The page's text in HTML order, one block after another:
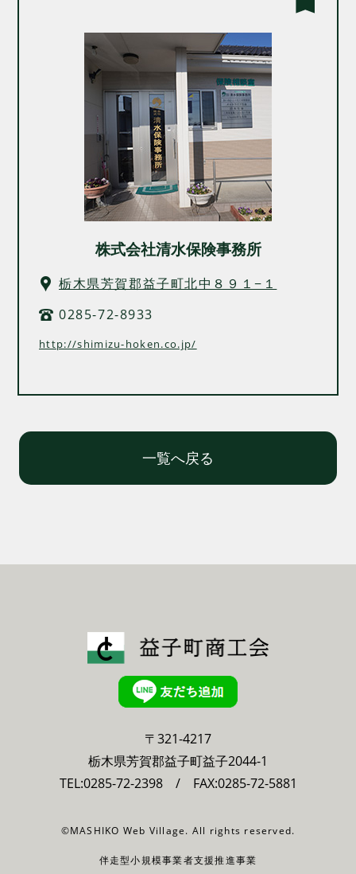
株式会社清水保険事務所
栃木県芳賀郡益子町北中８９１−１
0285-72-8933
http://shimizu-hoken.co.jp/
一覧へ戻る
〒321-4217
栃木県芳賀郡益子町益子2044-1
TEL:0285-72-2398/ FAX:0285-72-5881
©MASHIKO Web Village. All rights reserved.
伴走型小規模事業者支援推進事業